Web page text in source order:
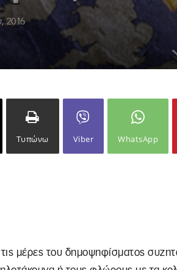
2016
Τυπώνω Viber WhatsApp
μέρες του δημοψηφίσματος